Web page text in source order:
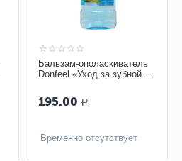
Бальзам-ополаскиватель
Donfeel «Уход за зубной
195.00 Р
Временно отсутствует